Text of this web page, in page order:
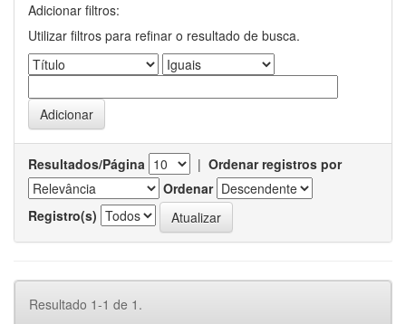
Adicionar filtros:
Utilizar filtros para refinar o resultado de busca.
Resultados/Página | Ordenar registros por
Ordenar
Registro(s)
Resultado 1-1 de 1.